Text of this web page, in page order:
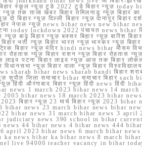
बिहार स्कूल न्यूज़ टुडे 2022 टुडे बिहार न्यूज़
न्यूज़ तक ताजा खबर बिहार तमिलनाडु न्यूज़ बिहार
बिहार न्यूज़ दिल्ली बिहार न्यूज़ दानापुर बिहार
नेपाल न्यूज़ news bihar news new bihar
today lockdown 2022 पंचायत news
न्यूज़ बाढ़ बिहार न्यूज़ बक्सर बिहार न्यूज़ बारिश
भर्ती न्यूज़ बिहार भारत न्यूज़ भास्कर न्यूज़
बिहार न्यूज़ मंदिर hindi news bihar मौसम
रोहतास न्यूज़ बिहार राशन न्यूज़ बिहार
लाइव पटना बिहार लाइव न्यूज़ आज तक बिहार
न्यूज़ बिहार वाला न्यूज़ बिहार
sharab bihar news sharab bandi बिहार शराब
जिला समाचार bihar समाचार बिहार sach
न्यूज़ हिंदी औरंगाबाद बिहार न्यूज़ हिंदी news
news 1 march 2023 bihar news 14
bihar news 18 march 2023 bihar
बिहार न्यूज़ 23 मार्च बिहार न्यूज़ 2023
bihar news 23 march bihar news bihar
bihar news 31 march bihar news 3
judiciary news 390 school in bihar
44 bihar news 4 bihar news 444
april 2023 bihar news 6 march bihar
ka news bihar ka bihar news 8 march
live 94000 teacher vacancy in bihar